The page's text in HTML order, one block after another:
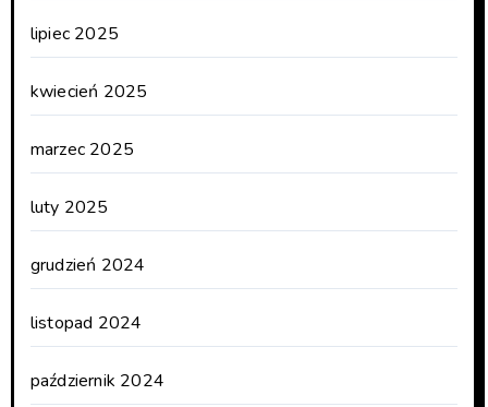
lipiec 2025
kwiecień 2025
marzec 2025
luty 2025
grudzień 2024
listopad 2024
październik 2024